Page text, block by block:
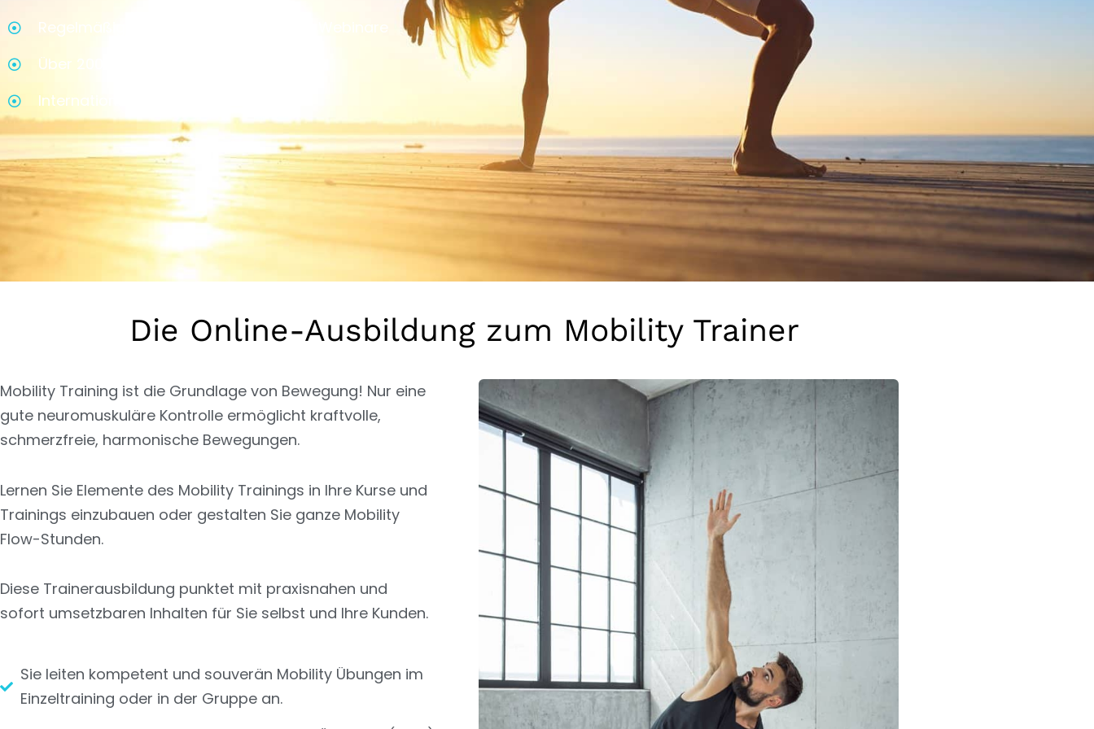
Regelmäßige Trainersprechstunden & Webinare
Über 200 Praxisvideos
International anerkannt
Die Online-Ausbildung zum Mobility Trainer
Mobility Training ist die Grundlage von Bewegung! Nur eine
gute neuromuskuläre Kontrolle ermöglicht kraftvolle,
schmerzfreie, harmonische Bewegungen.
Lernen Sie Elemente des Mobility Trainings in Ihre Kurse und
Trainings einzubauen oder gestalten Sie ganze Mobility
Flow-Stunden.
Diese Trainerausbildung punktet mit praxisnahen und
sofort umsetzbaren Inhalten für Sie selbst und Ihre Kunden.
Sie leiten kompetent und souverän Mobility Übungen im
Einzeltraining oder in der Gruppe an.